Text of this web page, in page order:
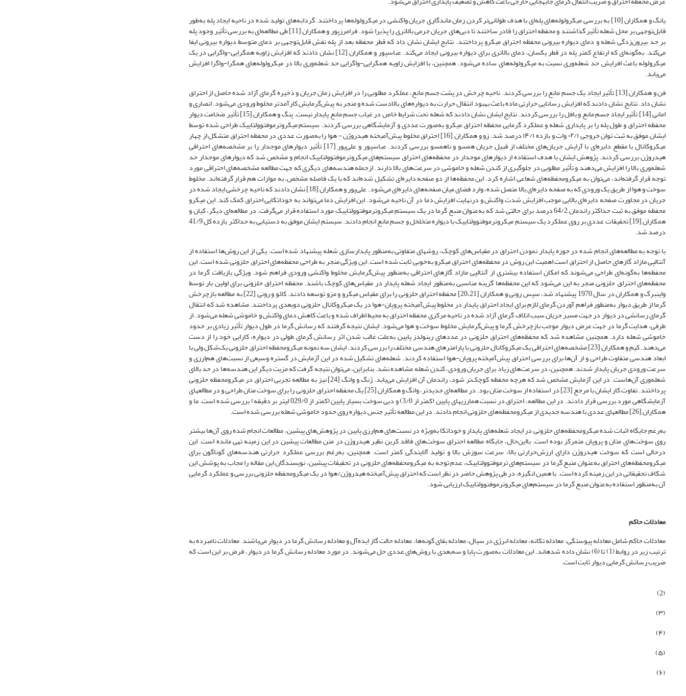
یانگ و همکاران [10] به بررسی میکرولوله‌های پله‌ای با هدف طولانی‌تر کردن زمان ماندگاری جریان واکنشی در میکرولوله‌ها پرداختند. گردابه‌های تولید شده در ناحیه ایجاد پله به‌طور
قابل‌توجهی بر محل شعله تأثیر گذاشتند و محفظه احتراق را قادر ساختند تا دبی‌های جریان جرمی بالاتری را پذیرا شود. فرامرزپور و همکاران [11] طی مطالعه‌ای به بررسی تأثیر وجود پله
بر حد بیرون‌زدگی شعله و دمای دیواره بیرونی محفظه احتراق میکرو پرداختند. نتایج ایشان نشان داد که قطر محفظه بعد از پله نقش قابل‌توجهی بر دمای متوسط دیواره بیرونی ایفا
می‌کند. به‌گونه‌ای که ارتفاع کمتر پله در قطر یکسان، دمای بالاتری برای دیواره بیرونی ایجاد می‌کند. عباسپور و همکاران [12] نشان دادند که افزایش زاویه همگرایی-واگرایی در یک
میکرولوله باعث افرایش حد شعله‌وری نسبت به میکرولوله‌های ساده می‌شود. همچنین، با افزایش زاویه همگرایی-واگرایی حد شعله‌وری بالا در میکرولوله‌های همگرا-واگرا افزایش
می‌یابد.
فن و همکاران [13] تأثیر ایجاد یک جسم مانع را بررسی کردند. ناحیه چرخش در پشت جسم مانع، عملکرد مطلوبی را در افزایش زمان جریان و ذخیره گرمای آزاد شده حاصل از احتراق
نشان داد. نتایج نشان دادند که افزایش رسانایی حرارتی ماده باعث بهبود انتقال حرارت به دیواره‌های بالادست شده و منجر به پیش‌گرمایش کارآمدتر مخلوط ورودی می‌شود. انصاری و
امانی [14] تأثیر ایجاد جسم مانع و بافل را بررسی کردند. نتایج ایشان نشان دادند که شعله تحت شرایط خاص در غیاب جسم مانع پایدار نیست. پنگ و همکاران [15] تأثیر ضخامت دیوار
محفظه احتراق و طول پله را بر پایداری شعله و عملکرد گرمایی محفظه احتراق میکرو به‌صورت عددی و آزمایشگاهی بررسی کردند. سیستم میکروترموفتوولتاییک طراحی شده توسط
ایشان موفق به ثبت توان خروجی ۰۲/۱ وات و بازده ۱۴/۱ درصد شد. زو و همکاران [16] احتراق مخلوط پیش‌آمیخته هیدروژن - هوا را به‌صورت عددی در محفظه احتراق متشکل از چهار
میکروکانال با مقطع دایره‌ای با آرایش جریان‌های مختلف از قبیل جریان همسو و نا‌همسو بررسی کردند. عباسپور و علی‌پور [17] تأثیر دیوارهای موجدار را بر مشخصه‌های احتراقی
هیدروژن بررسی کردند. پژوهش ایشان با هدف استفاده از دیوارهای موجدار در محفظه‌های احتراق سیستم‌های میکروترموفتوولتاییک انجام و مشخص شد که دیوارهای موجدار حد
شعله‌وری بالا را افزایش می‌دهند و تأثیر مطلوبی در جلوگیری از کندن شعله و خاموشی در سرعت‌های بالا دارند. ازجمله هندسه‌های دیگری که جهت مطالعه مشخصه‌های احتراقی مورد
توجه قرار گرفته‌اند، می‌توان به میکرومحفظه‌های شعاعی اشاره کرد. این محفظه‌ها از دو صفحه دایره‌ای تشکیل شده‌اند که با یک فاصله مشخص، به موازات هم قرار گرفته‌اند. مخلوط
سوخت و هوا از طریق یک ورودی که به صفحه دایره‌ای بالا متصل شده، وارد فضای میان صفحه‌های دایره‌ای می‌شود. علی‌پور و همکاران [18] نشان دادند که ناحیه چرخشی ایجاد شده در
جریان در مجاورت صفحه دایره‌ای بالایی موجب افزایش شدت واکنش و درنهایت افزایش دما در آن ناحیه می‌شود. این افزایش دما می‌تواند به خوداتکایی احتراق کمک کند. این میکرو
محفظه موفق به ثبت حداکثر راندمان 64/2 درصد برای حالتی شد که به‌عنوان منبع گرما در یک سیستم میکروترموفتوولتاییک مورد استفاده قرار می‌گرفت. در مطالعه‌ای دیگر، کیان و
همکاران [19] تحقیقات عددی بر روی عملکرد یک سیستم میکروترموفتوولتاییک با دیواره متخلخل و جسم مانع انجام دادند. سیستم ایشان موفق به دستیابی به حداکثر بازده کل 41/9
درصد شد.
با توجه به مطالعه‌های انجام شده در حوزه پایدار نمودن احتراق در مقیاس‌های کوچک، روش­های متفاوتی به‌منظور پایدارسازی شعله پیشنهاد شده است. یکی از این روش‌ها استفاده از
آنتالپی مازاد گاز‌های حاصل از احتراق است اهمیت این روش در محفظه‌های احتراق میکرو به‌خوبی ثابت شده است. این ویژگی منجر به طراحی محفظه‌های احتراق حلزونی شده است. این
محفظه‌ها به‌گونه‌ای طراحی می‌شوند که امکان استفاده بیشتری از آنتالپی مازاد گاز‌های احتراقی به‌منظور پیش‌گرمایش مخلوط واکنشی ورودی فراهم شود. ویژگی بازیافت گرما در
محفظه‌های احتراق حلزونی منجر به این می‌شود که این محفظه‌ها گزینه‌ مناسبی به‌منظور ایجاد شعله پایدار در مقیاس‌های کوچک باشند. محفظه احتراق حلزونی برای اولین بار توسط
واینبرگ و همکاران در سال 1970 پیشنهاد شد، سپس رونی و همکاران [20،21] محفظه احتراق حلزونی را برای مقیاس میکرو و مزو توسعه دادند. کائو و رونی [22] به مطالعه بازچرخش
گرما از طریق دیوار به‌منظور فراهم آوردن گرمای لازم برای ایجاد احتراق پایدار در مخلوط پیش‌آمیخته پروپان-هوا در یک میکروکانال حلزونی دوبعدی پرداختند. مشاهده شد که انتقال
گرمای رسانشی در دیوار در جهت مسیر جریان سبب اتلاف گرمای آزاد شده در ناحیه مرکزی محفظه احتراق به محیط اطراف شده و باعث کاهش دمای واکنش و خاموشی شعله می‌شود. از
طرفی، هدایت گرما در جهت عرض دیوار موجب بازچرخش گرما و پیش‌گرمایش مخلوط سوخت و هوا می‌شود. ایشان نتیجه گرفتند که رسانش گرما در طول دیوار تأثیر زیادی بر حدود
خاموشی شعله دارد. همچنین مشاهده شد که محفظه‌های احتراق حلزونی در عددهای رینولدز پایین به‌علت غالب شدن اثر رسانش گرمای طولی در دیواره، کارایی خود را از دست
می‌دهند. کیم و همکاران [23] مشخصه‌های احتراقی یک میکروکانال حلزونی با پارامتر‌های هندسی مختلف را بررسی کردند. ایشان سه نمونه میکرومحفظه‌ احتراق حلزونی یک‌شکل ولی با
ابعاد هندسی متفاوت طراحی و از آن‌ها برای بررسی احتراق پیش‌آمیخته پروپان-هوا استفاده کردند. شعله‌های تشکیل شده در این آزمایش در گستره وسیعی از نسبت‌های هم‌ارزی و
سرعت ورودی جریان پایدار شدند. همچنین، در سرعت‌های زیاد برای جریان ورودی، کندن شعله مشاهده نشد. بنابراین، می‌توان نتیجه گرفت که مزیت دیگر این هندسه‌ها در حد بالای
شعله‌وری آن‌هاست. در این آزمایش مشخص شد که هرچه محفظه کوچک‌تر شود، راندمان آن افزایش می‌یابد. ژنگ و وانگ [24] نیز به مطالعه تجربی احتراق در میکرومحفظه حلزونی
پرداختند. تفاوت کار ایشان با مرجع [23] در استفاده از سوخت متان بود. در مطالعه‌ای جدیدتر، وانگ و همکاران [25] یک محفظه احتراق حلزونی را برای سوخت متان طراحی و در مطالعه­ای
آزمایشگاهی مورد بررسی قرار دادند. در این مطالعه، احتراق در نسبت هم­ارزی­های پایین (کمتر از 3/0) و دبی سوخت بسیار پایین (کمتر از 029/0 لیتر بر دقیقه) بررسی شده است. ما و
همکاران [26] مطالعه­ای عددی با هندسه جدیدی از میکرومحفظه‌های حلزونی انجام دادند. در این مطالعه تأثیر جنس دیواره روی حدود خاموشی شعله بررسی شده است.
به‌رغم جایگاه اثبات شده میکرومحفظه‌های حلزونی در ایجاد شعله‌های پایدار و خوداتکا به‌ویژه در نسبت‌های هم‌ارزی پایین در پژوهش‌های پیشین، مطالعات انجام شده روی آن‌ها بیشتر
روی سوخت‌های متان و پروپان متمرکز بوده است. بااین‌حال، جایگاه مطالعه احتراق سوخت‌های فاقد کربن نظیر هیدروژن در متن مطالعات پیشین در این زمینه تهی مانده است. این
درحالی است که سوخت هیدروژن دارای ارزش‌حرارتی بالا، سرعت سوزش بالا و تولید آلایندگی کمتر است. همچنین، به‌رغم بررسی عملکرد حرارتی هندسه‌های گوناگون برای
میکرومحفظه‌های احتراق به‌عنوان منبع گرما در سیستم‌های ترموفتوولتاییک، عدم توجه به میکرومحفظه‌های حلزونی در تحقیقات پیشین، نویسندگان این مقاله را مجاب به پوشش این
شکاف تحقیقاتی در این زمینه کرده است. با همین انگیزه، در طی پژوهش حاضر در نظر است که احتراق پیش‌آمیخته هیدروژن/هوا در یک میکرومحفظه حلزونی بررسی و عملکرد گرمایی
آن به‌منظور استفاده به‌عنوان منبع گرما در سیستم‌های میکروترموفتوولتاییک ارزیابی شود.
معادلات حاکم
معادلات حاکم شامل معادله پیوستگی، معادله تکانه، معادله انرژی در سیال، معادله بقای گونه‌ها، معادله حالت گاز ایده‌آل و معادله رسانش گرما در دیوار می‌باشند. معادلات نامبرده به
ترتیب زیر در روابط (1) تا (6) نشان داده شده­اند. این معادلات به‌صورت پایا و سه‌بعدی با روش‌های عددی حل می‌شوند. در مورد معادله رسانش گرما در دیوار، فرض بر این است که
ضریب رسانش گرمایی دیوار ثابت است.
(2)
(۳)
(۴)
(۵)
(۶)